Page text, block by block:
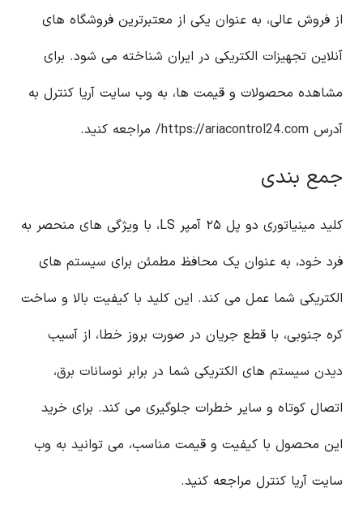
از فروش عالی، به عنوان یکی از معتبرترین فروشگاه های
آنلاین تجهیزات الکتریکی در ایران شناخته می شود. برای
مشاهده محصولات و قیمت ها، به وب سایت آریا کنترل به
آدرس https://ariacontrol24.com/ مراجعه کنید.
جمع بندی
کلید مینیاتوری دو پل ۲۵ آمپر LS، با ویژگی های منحصر به
فرد خود، به عنوان یک محافظ مطمئن برای سیستم های
الکتریکی شما عمل می کند. این کلید با کیفیت بالا و ساخت
کره جنوبی، با قطع جریان در صورت بروز خطا، از آسیب
دیدن سیستم های الکتریکی شما در برابر نوسانات برق،
اتصال کوتاه و سایر خطرات جلوگیری می کند. برای خرید
این محصول با کیفیت و قیمت مناسب، می توانید به وب
سایت آریا کنترل مراجعه کنید.